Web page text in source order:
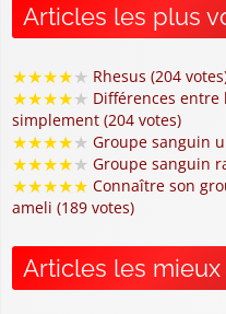
Articles les plus
★★★★★ Rhesus (204
★★★★★ Différences entre
simplement (204 votes)
★★★★★ Groupe sanguin
★★★★★ Groupe sanguin
★★★★★ Connaître son
ameli (189 votes)
Articles les mieux